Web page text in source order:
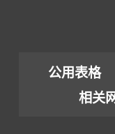
公用表格
相关